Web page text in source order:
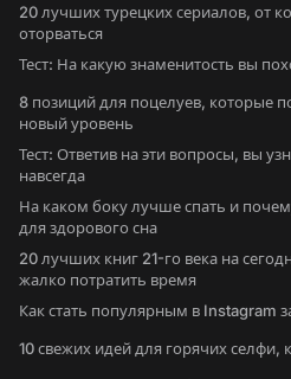
20 лучших турецких сериалов, от
оторваться
Тест: На какую знаменитость вы
8 позиций для поцелуев, которые
новый уровень
Тест: Ответив на эти вопросы, вы
навсегда
На каком боку лучше спать и
для здорового сна
20 лучших книг 21-го века на
жалко потратить время
Как стать популярным в Instagram
10 свежих идей для горячих селфи,